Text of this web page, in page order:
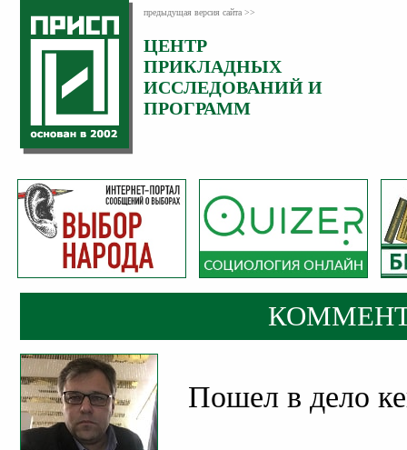
предыдущая версия сайта >>
ЦЕНТР
ПРИКЛАДНЫХ
ИССЛЕДОВАНИЙ И
ПРОГРАММ
Пошел в дело
Категория:
Комментарии